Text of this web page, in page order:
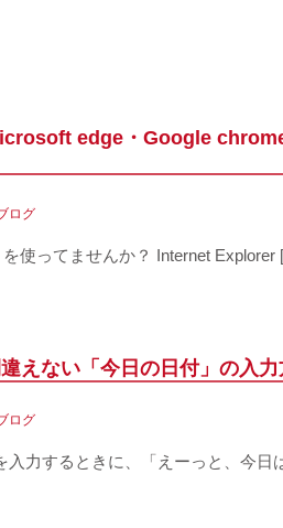
edge・Google
ログ
を使ってませんか？ Internet
えない「今日の日付」の入力
ログ
力するときに、「えーっと、今日